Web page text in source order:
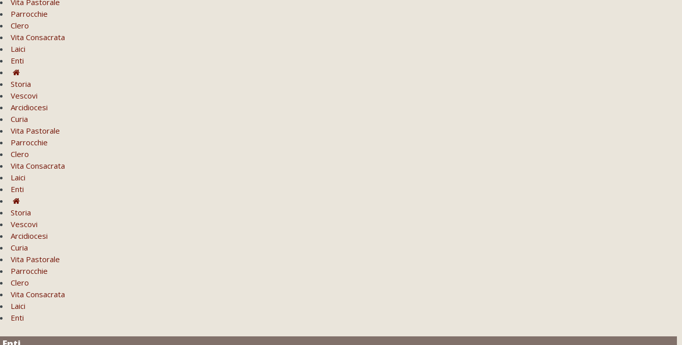
Vita Pastorale
Parrocchie
Clero
Vita Consacrata
Laici
Enti
Storia
Vescovi
Arcidiocesi
Curia
Vita Pastorale
Parrocchie
Clero
Vita Consacrata
Laici
Enti
Storia
Vescovi
Arcidiocesi
Curia
Vita Pastorale
Parrocchie
Clero
Vita Consacrata
Laici
Enti